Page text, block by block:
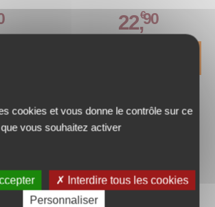
22
,€90
cookies et vous donne le contrôle sur ce
que vous souhaitez activer
✗ Interdire tous les cookies
Personnaliser